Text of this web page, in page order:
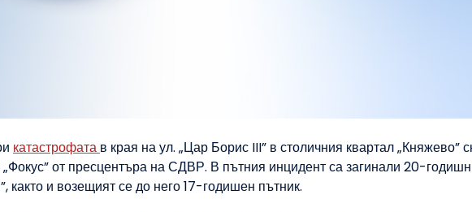
катастрофата в края на ул. „Цар Борис III” в столичния квартал „Княжево”
от пресцентъра на СДВР. В пътния инцидент са загинали 20-
и возещият се до него 17-годишен пътник.